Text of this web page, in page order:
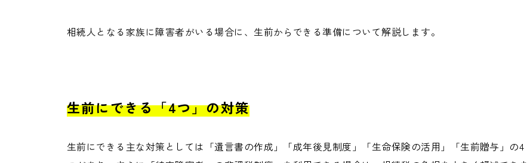
相続人となる家族に障害者がいる場合に、生前からできる準備について解説します。
生前にできる「4つ」の対策
生前にできる主な対策としては「遺言書の作成」「成年後見制度」「生命保険の活用」「生前贈与」の4